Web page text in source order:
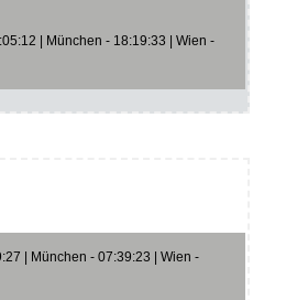
| München - 18:19:33 | Wien -
| München - 07:39:23 | Wien -